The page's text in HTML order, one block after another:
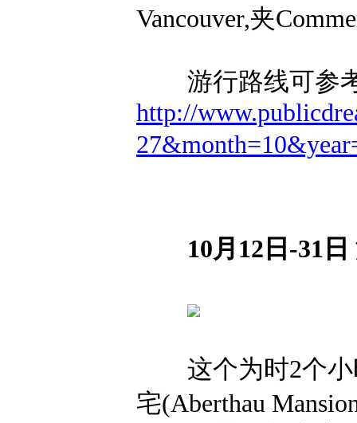
Vancouver,夹
游行路线可参
http://
10月12日-31
这个为时2个小
宅(Aberthau